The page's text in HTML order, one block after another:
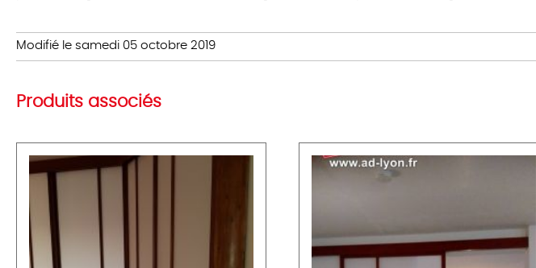
Modifié le samedi 05 octobre 2019
Produits associés